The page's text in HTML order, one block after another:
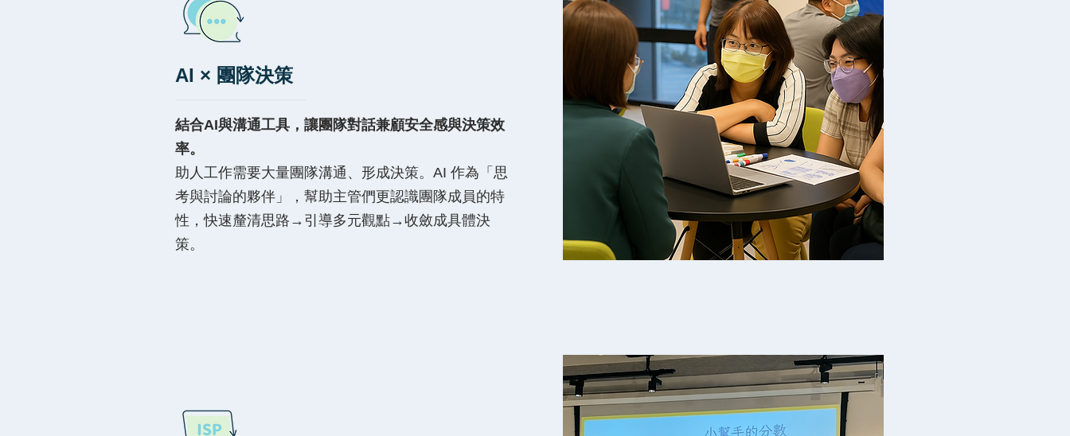
AI × 團隊決策
結合AI與溝通工具，讓團隊對話兼顧安全感與決策效
率。
助人工作需要大量團隊溝通、形成決策。AI 作為「思
考與討論的夥伴」，幫助主管們更認識團隊成員的特
性，快速釐清思路→引導多元觀點→收斂成具體決
策。